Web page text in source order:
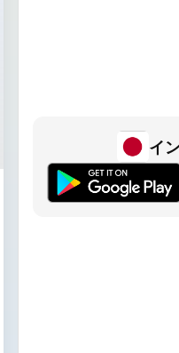
イ